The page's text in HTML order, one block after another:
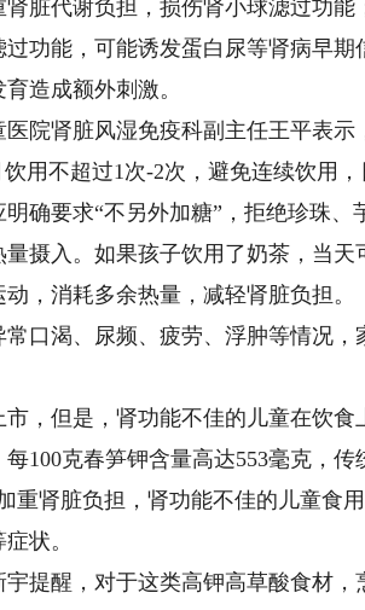
脏代谢负担，损伤肾小球滤过功能
功能，可能诱发蛋白尿等肾病早期
造成额外刺激。
肾脏风湿免疫科副主任王平表示
用不超过1次-2次，避免连续饮用
确要求“不另外加糖”，拒绝珍珠、
摄入。如果孩子饮用了奶茶，当天
，消耗多余热量，减轻肾脏负担。
渴、尿频、疲劳、浮肿等情况，
但是，肾功能不佳的儿童在饮食
100克春笋钾含量高达553毫克，传
重肾脏负担，肾功能不佳的儿童食
状。
醒，对于这类高钾高草酸食材，